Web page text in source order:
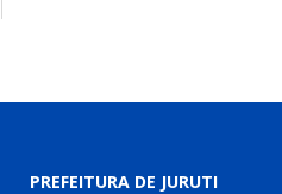
PREFEITURA DE JURUTI